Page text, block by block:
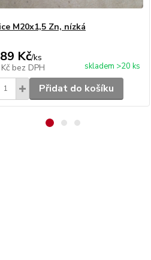
M20x1,5 Zn, nízká
Kč/ks
bez DPH skladem >20 ks
Přidat do košíku